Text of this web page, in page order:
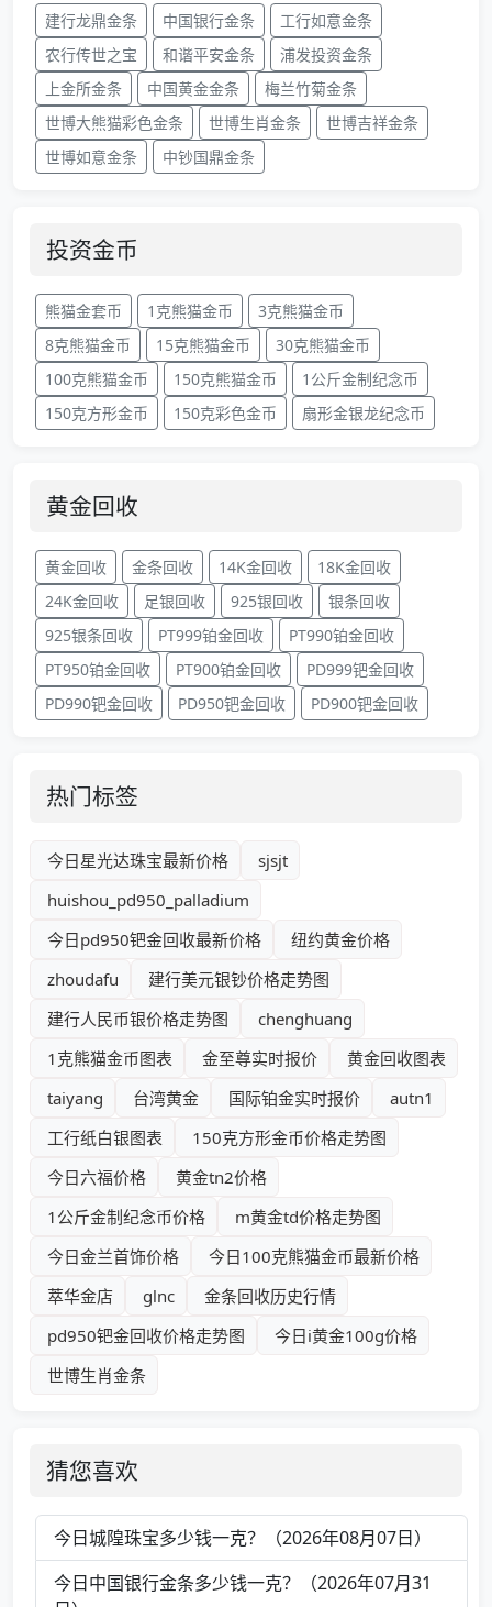
建行龙鼎金条 中国银行金条
工行如意金条
农行传世之宝
和谐平安金条
浦发投资金条
上金所金条
中国黄金金条
梅兰竹菊金条
世博大熊猫彩色金条
世博生肖金条
世博吉祥金条
世博如意金条
中钞国鼎金条
投资金币
熊猫金套币 1克熊猫金币
3克熊猫金币
8克熊猫金币
15克熊猫金币
30克熊猫金币
100克熊猫金币
150克熊猫金币
1公斤金制纪念币
150克方形金币
150克彩色金币 扇形金银龙纪念币
黄金回收
黄金回收 金条回收 14K金回收
18K金回收
24K金回收
足银回收 925银回收
银条回收
925银条回收
PT999铂金回收
PT990铂金回收
PT950铂金回收
PT900铂金回收
PD999钯金回收
PD990钯金回收
PD950钯金回收 PD900钯金回收
热门标签
今日星光达珠宝最新价格
sjsjt
huishou_pd950_palladium
今日pd950钯金回收最新价格
纽约黄金价格
zhoudafu
建行美元银钞价格走势图
建行人民币银价格走势图
chenghuang
1克熊猫金币图表
金至尊实时报价
黄金回收图表
taiyang
台湾黄金 国际铂金实时报价
autn1
工行纸白银图表
150克方形金币价格走势图
今日六福价格
黄金tn2价格
1公斤金制纪念币价格
m黄金td价格走势图
今日金兰首饰价格
今日100克熊猫金币最新价格
萃华金店
glnc
金条回收历史行情
pd950钯金回收价格走势图
今日i黄金100g价格
世博生肖金条
猜您喜欢
今日城隍珠宝多少钱一克？（2026年08月07日）
今日中国银行金条多少钱一克？（2026年07月31